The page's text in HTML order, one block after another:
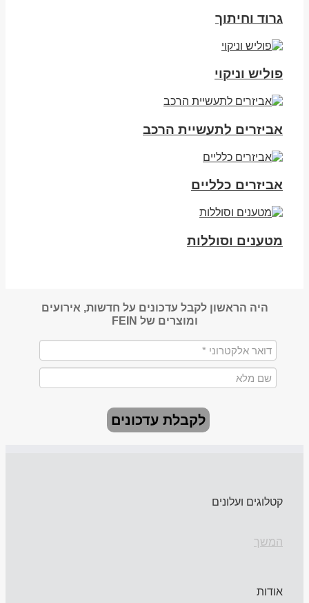
גרוד וחיתוך
פוליש וניקוי
אביזרים לתעשיית הרכב
אביזרים כלליים
מטענים וסוללות
היה הראשון לקבל עדכונים על חדשות, אירועים
ומוצרים של FEIN
לקבלת עדכונים
קטלוגים ועלונים
המשך
אודות